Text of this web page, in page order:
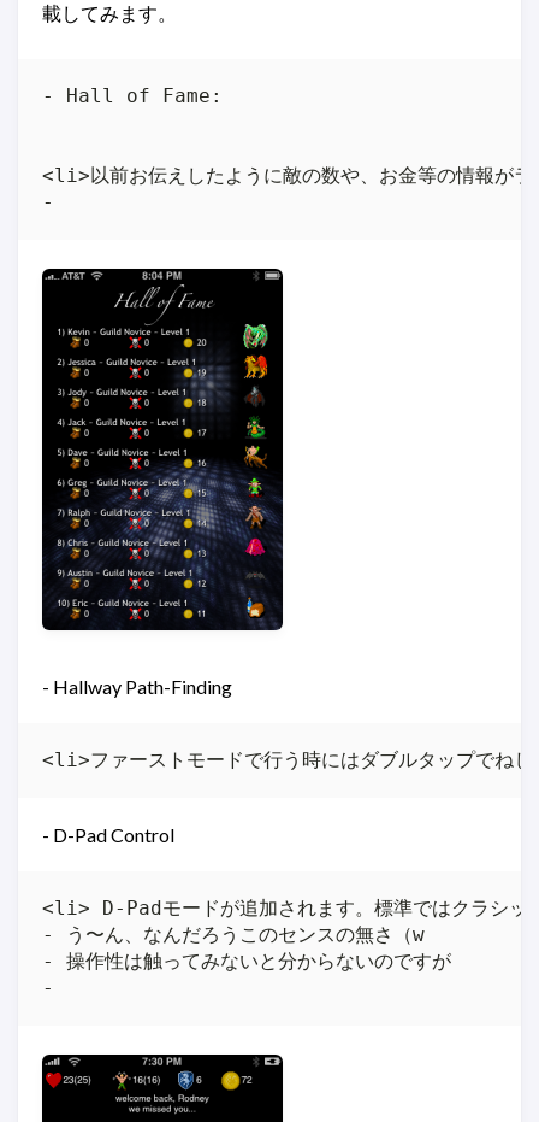
載してみます。
- Hall of Fame:
<li>以前お伝えしたように敵の数や、お金等の情報が
- Hallway Path-Finding
- D-Pad Control
<li> D-Padモードが追加されます。標準ではクラシッ
- う〜ん、なんだろうこのセンスの無さ（w
- 操作性は触ってみないと分からないのですが